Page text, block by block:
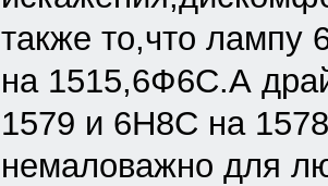
также то,что
на 1515,6Ф6С.А
1579 и 6Н8С на
немаловажно для